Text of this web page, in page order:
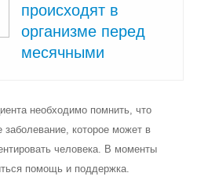
происходят в
организме перед
месячными
необходимо помнить, что
которое может в
человека. В моменты
помощь и поддержка.